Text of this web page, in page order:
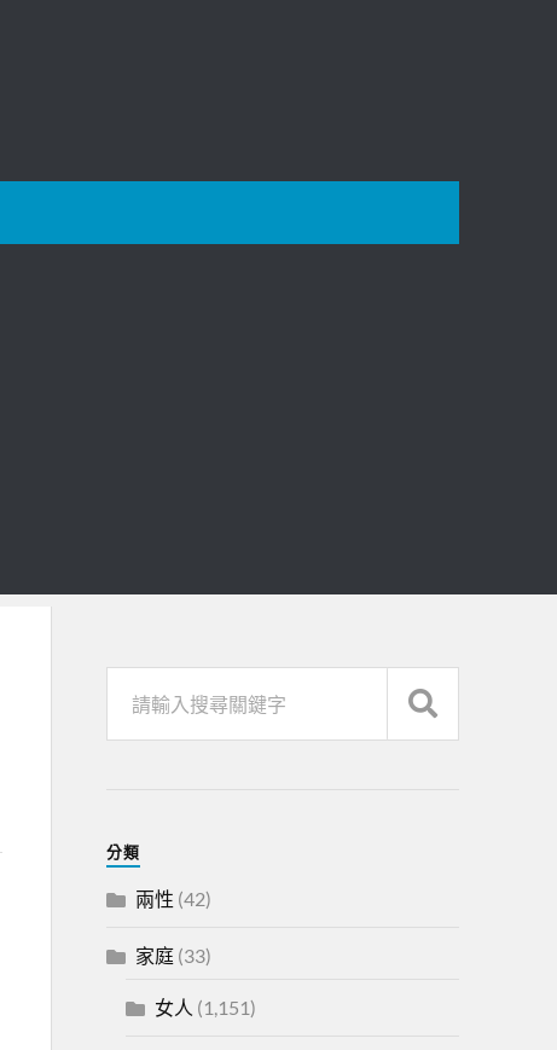
分類
兩性 (42)
家庭(33)
女人 (1,151)